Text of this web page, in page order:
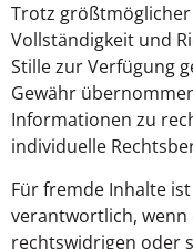
Trotz
Vollständigkeit und
Stille zur Verfügung
Gewähr
Informationen zu
individuelle
Für fremde Inhalte
verantwortlich, wenn
rechtswidrigen oder